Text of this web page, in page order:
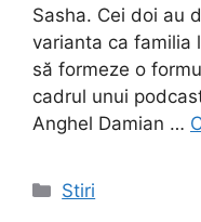
Sasha. Cei doi au
varianta ca familia
să formeze o
cadrul unui
Anghel Damian …
Categorii
Stiri